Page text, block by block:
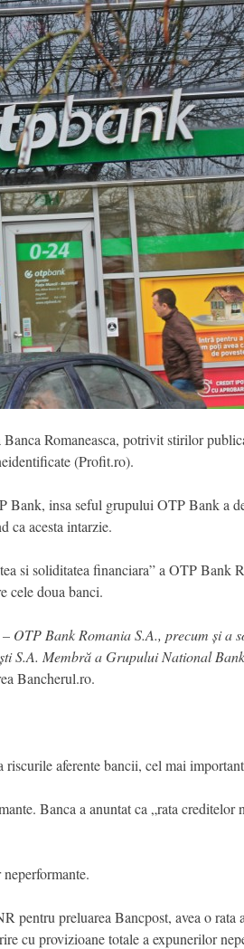
Romaneasca, potrivit stirilor
(Profit.ro).
insa seful grupului OTP Bank a
ca acesta intarzie.
si soliditatea financiara” a OTP Bank
cele doua banci.
Bank Romania S.A., precum și a
S.A. Membră a Grupului National
Bancherul.ro.
aferente bancii, cel mai
Banca a anuntat ca „rata
pentru preluarea Bancpost, avea o
cu provizioane totale a expunerilor